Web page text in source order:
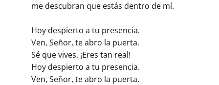
me descubran que estás dentro de mí.
Hoy despierto a tu presencia.
Ven, Señor, te abro la puerta.
Sé que vives. ¡Eres tan real!
Hoy despierto a tu presencia.
Ven, Señor, te abro la puerta.